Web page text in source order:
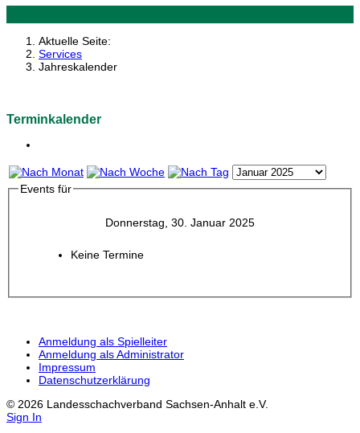
Aktuelle Seite:
Services
Jahreskalender
Terminkalender
Events für
Donnerstag, 30. Januar 2025
Keine Termine
Anmeldung als Spielleiter
Anmeldung als Administrator
Impressum
Datenschutzerklärung
© 2026 Landesschachverband Sachsen-Anhalt e.V.
Sign In